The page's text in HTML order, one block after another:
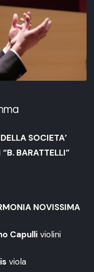
SOCIETA’
BARATTELLI”
NOVISSIMA
Capulli violini
viola